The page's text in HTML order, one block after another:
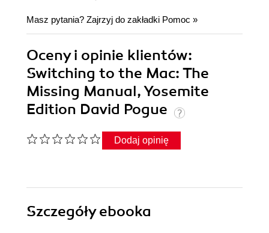
Masz pytania? Zajrzyj do zakładki Pomoc »
Oceny i opinie klientów:
Switching to the Mac: The
Missing Manual, Yosemite
Edition David Pogue
Dodaj opinię
Szczegółyebooka